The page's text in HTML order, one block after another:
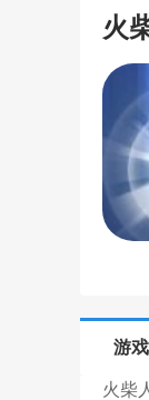
火
游
火柴